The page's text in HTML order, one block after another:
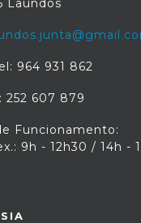
Laúndos
964 931 862
252 607 879
Funcionamento:
9h - 12h30 / 14h -